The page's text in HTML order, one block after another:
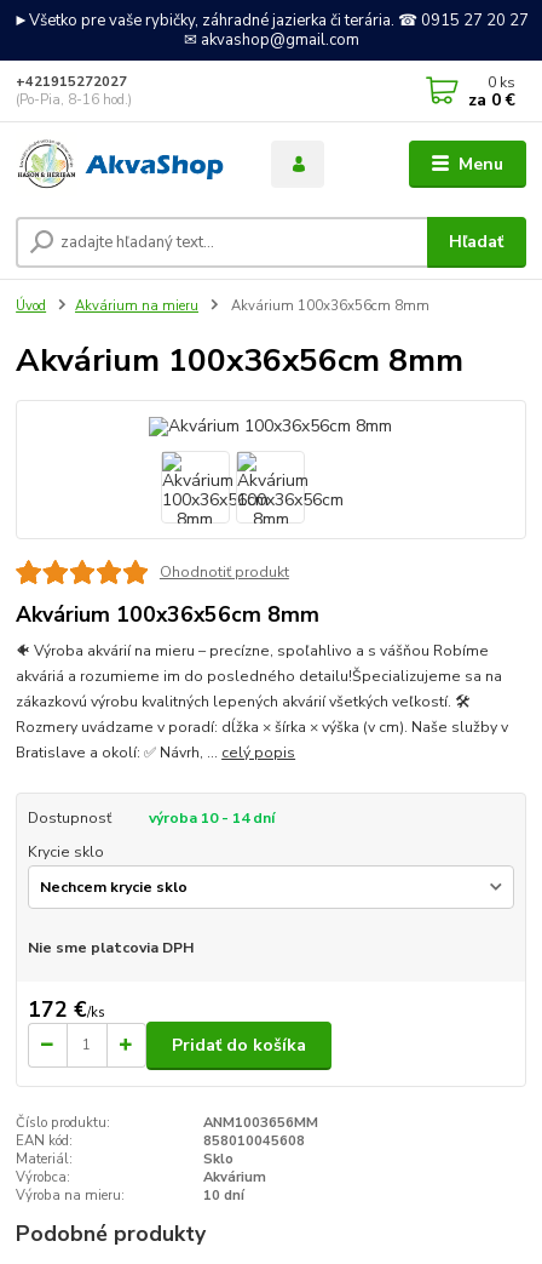
►Všetko pre vaše rybičky, záhradné jazierka či terária. ☎ 0915 27 20 27
✉ akvashop@gmail.com
Menu
Hľadať
+421915272027
(Po-Pia, 8-16 hod.)
0 ks
za 0 €
Úvod Akvárium na mieru Akvárium 100x36x56cm 8mm
Akvárium 100x36x56cm 8mm
Ohodnotiť produkt
Akvárium 100x36x56cm 8mm
🐠 Výroba akvárií na mieru – precízne, spoľahlivo a s vášňou Robíme
akváriá a rozumieme im do posledného detailu!Špecializujeme sa na
zákazkovú výrobu kvalitných lepených akvárií všetkých veľkostí. 🛠
Rozmery uvádzame v poradí: dĺžka × šírka × výška (v cm). Naše služby v
Bratislave a okolí: ✅ Návrh, ... celý popis
Dostupnosť
výroba 10 - 14 dní
Krycie sklo
Nie sme platcovia DPH
172 €/ks
Pridať do košíka
Číslo produktu:
ANM1003656MM
EAN kód:
858010045608
Materiál:
Sklo
Výrobca:
Akvárium
Výroba na mieru:
10 dní
Podobné produkty